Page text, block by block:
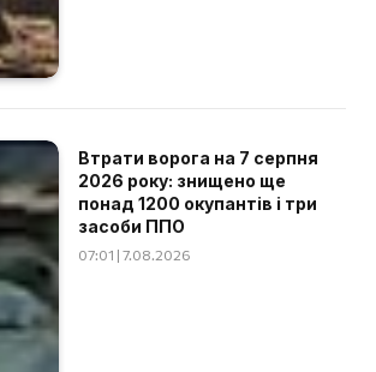
Втрати ворога на 7 серпня
2026 року: знищено ще
понад 1200 окупантів і три
засоби ППО
07:01 | 7.08.2026